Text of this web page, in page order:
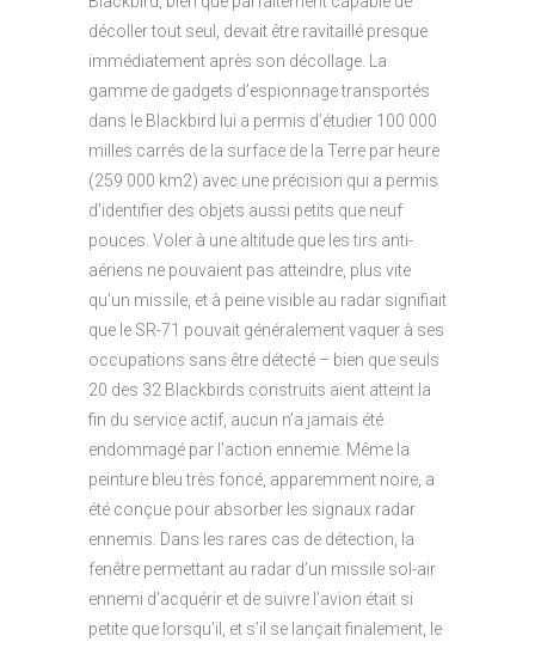
décoller tout seul, devait être ravitaillé presque
immédiatement après son décollage. La
gamme de gadgets d’espionnage transportés
dans le Blackbird lui a permis d’étudier 100 000
milles carrés de la surface de la Terre par heure
(259 000 km2) avec une précision qui a permis
d’identifier des objets aussi petits que neuf
pouces. Voler à une altitude que les tirs anti-
aériens ne pouvaient pas atteindre, plus vite
qu’un missile, et à peine visible au radar signifiait
que le SR-71 pouvait généralement vaquer à ses
occupations sans être détecté – bien que seuls
20 des 32 Blackbirds construits aient atteint la
fin du service actif, aucun n’a jamais été
endommagé par l’action ennemie. Même la
peinture bleu très foncé, apparemment noire, a
été conçue pour absorber les signaux radar
ennemis. Dans les rares cas de détection, la
fenêtre permettant au radar d’un missile sol-air
ennemi d’acquérir et de suivre l’avion était si
petite que lorsqu’il, et s’il se lançait finalement, le